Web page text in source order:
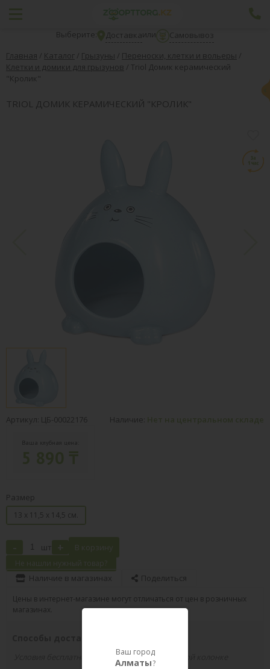
Выберите: Доставкаили
Самовывоз
Главная / Каталог / Грызуны / Переноски, клетки и вольеры /
Клетки и домики для грызунов / Triol Домик керамический
"Кролик"
TRIOL ДОМИК КЕРАМИЧЕСКИЙ "КРОЛИК"
Артикул: ЦБ-00022176 Наличие: Нет на центральном складе
Ваша клубная цена:
Размер
13 х 11,5 х 14,5 см.
- шт + В корзину
Не нашли нужный товар?
Наличие в магазинах Поделиться
Цены в интернет-магазине могут отличаться от цен в розничных
магазинах.
Условия бесплатной доставки указаны в правой колонке
Ваш город
Алматы?